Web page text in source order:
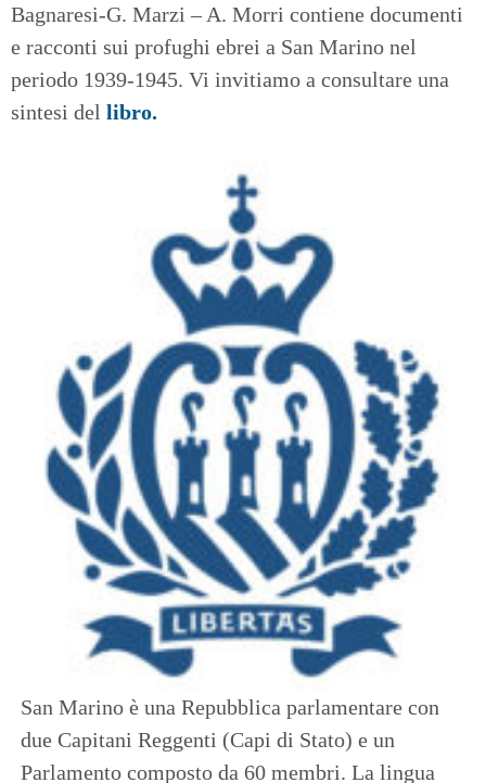
Bagnaresi-G. Marzi – A. Morri contiene documenti
e racconti sui profughi ebrei a San Marino nel
periodo 1939-1945. Vi invitiamo a consultare una
sintesi del libro.
San Marino è una Repubblica parlamentare con
due Capitani Reggenti (Capi di Stato) e un
Parlamento composto da 60 membri. La lingua